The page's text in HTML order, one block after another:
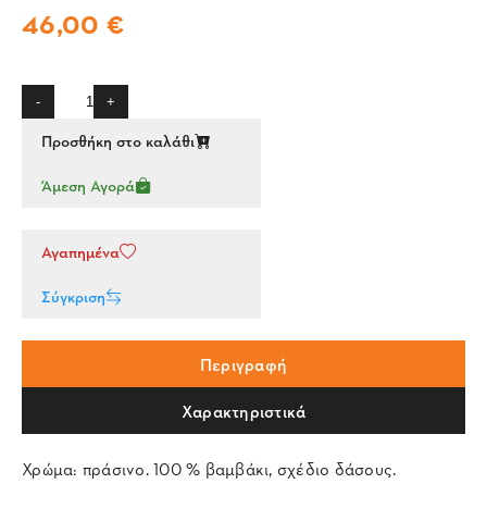
46,00 €
- +
Προσθήκη στο καλάθι
Άμεση Αγορά
Αγαπημένα
Σύγκριση
Περιγραφή
Χαρακτηριστικά
Χρώμα: πράσινο. 100 % βαμβάκι, σχέδιο δάσους.